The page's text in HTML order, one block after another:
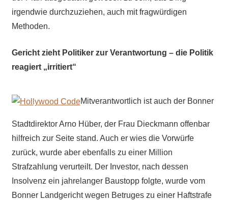
irgendwie durchzuziehen, auch mit fragwürdigen
Methoden.
Gericht zieht Politiker zur Verantwortung – die Politik
reagiert „irritiert“
Mitverantwortlich ist auch der Bonner
Stadtdirektor Arno Hüber, der Frau Dieckmann offenbar
hilfreich zur Seite stand. Auch er wies die Vorwürfe
zurück, wurde aber ebenfalls zu einer Million
Strafzahlung verurteilt. Der Investor, nach dessen
Insolvenz ein jahrelanger Baustopp folgte, wurde vom
Bonner Landgericht wegen Betruges zu einer Haftstrafe